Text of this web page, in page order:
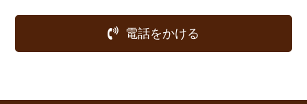
電話をかける